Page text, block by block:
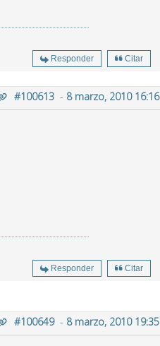
Responder Citar
#100613 - 8 marzo, 2010 16:16
Responder Citar
#100649- 8 marzo, 2010 19:35